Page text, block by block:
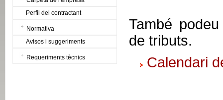
Perfil del contractant
Normativa
Avisos i suggeriments
Requeriments tècnics
També
de tributs.
Calendari